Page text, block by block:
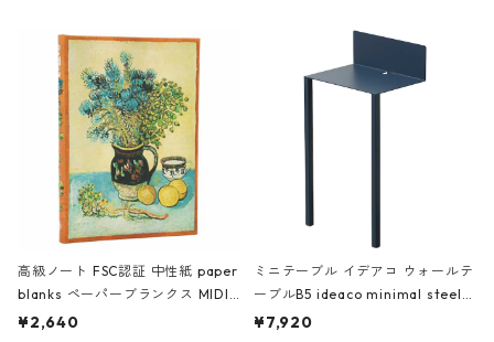
高級ノート FSC認証 中性紙 paper
blanks ペーパーブランクス MIDI
ハードカバー 罫線 ヴァン・ゴッホ
¥2,640
ミニテーブル イデアコ ウォールテ
ーブルB5 ideaco minimal steel f
urniture WALL Table B5 ネイビー
¥7,920